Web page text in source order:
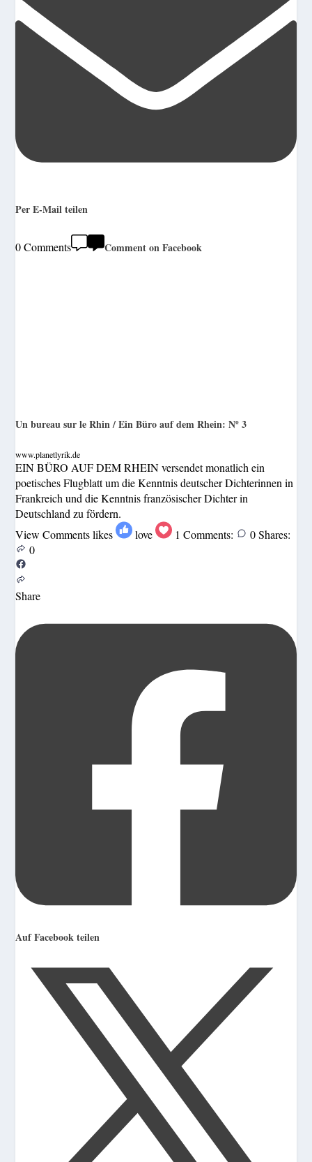
Per E-Mail teilen
0 Comments Comment on Facebook
Un bureau sur le Rhin / Ein Büro auf dem Rhein: Nº 3
www.planetlyrik.de
EIN BÜRO AUF DEM RHEIN versendet monatlich ein
poetisches Flugblatt um die Kenntnis deutscher Dichterinnen in
Frankreich und die Kenntnis französischer Dichter in
Deutschland zu fördern.
View Comments likes love 1 Comments: 0 Shares:
0
Share
Auf Facebook teilen